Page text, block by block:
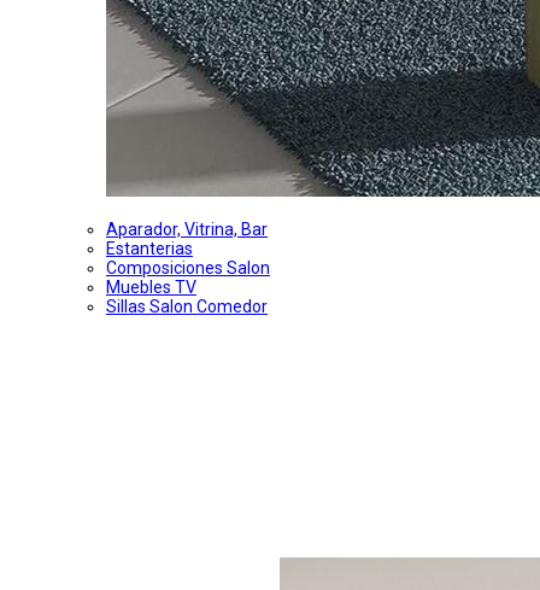
Aparador, Vitrina, Bar
Estanterias
Composiciones Salon
Muebles TV
Sillas Salon Comedor